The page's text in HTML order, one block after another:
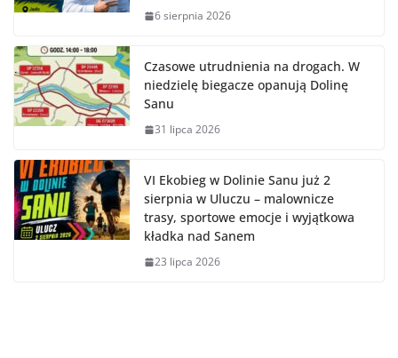
6 sierpnia 2026
Czasowe utrudnienia na drogach. W
niedzielę biegacze opanują Dolinę
Sanu
31 lipca 2026
VI Ekobieg w Dolinie Sanu już 2
sierpnia w Uluczu – malownicze
trasy, sportowe emocje i wyjątkowa
kładka nad Sanem
23 lipca 2026